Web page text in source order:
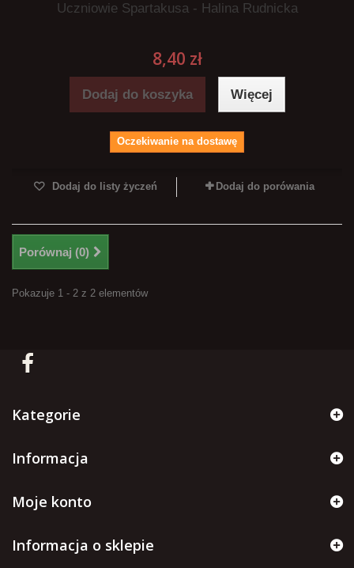
Uczniowie Spartakusa - Halina Rudnicka
8,40 zł
Dodaj do koszyka Więcej
Oczekiwanie na dostawę
Dodaj do listy życzeń Dodaj do porówania
Porównaj (0)
Pokazuje 1 - 2 z 2 elementów
Kategorie
Informacja
Moje konto
Informacja o sklepie